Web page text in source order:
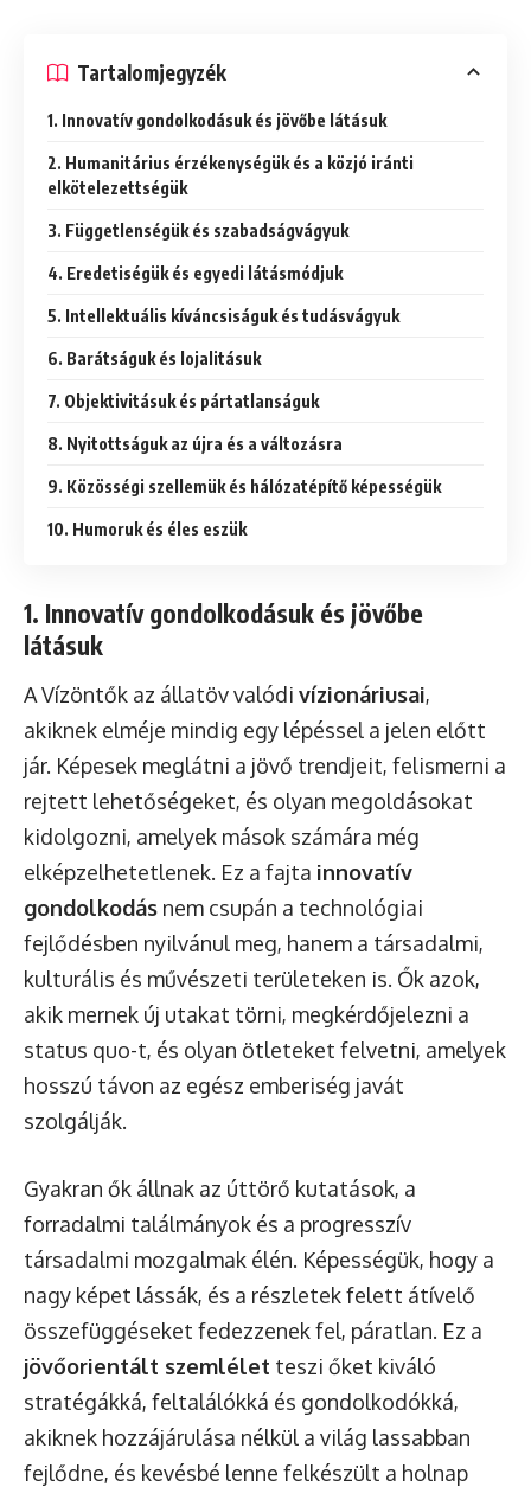
Tartalomjegyzék
1. Innovatív gondolkodásuk és jövőbe látásuk
2. Humanitárius érzékenységük és a közjó iránti
elkötelezettségük
3. Függetlenségük és szabadságvágyuk
4. Eredetiségük és egyedi látásmódjuk
5. Intellektuális kíváncsiságuk és tudásvágyuk
6. Barátságuk és lojalitásuk
7. Objektivitásuk és pártatlanságuk
8. Nyitottságuk az újra és a változásra
9. Közösségi szellemük és hálózatépítő képességük
10. Humoruk és éles eszük
1. Innovatív gondolkodásuk és jövőbe
látásuk
A Vízöntők az állatöv valódi vízionáriusai,
akiknek elméje mindig egy lépéssel a jelen előtt
jár. Képesek meglátni a jövő trendjeit, felismerni a
rejtett lehetőségeket, és olyan megoldásokat
kidolgozni, amelyek mások számára még
elképzelhetetlenek. Ez a fajta innovatív
gondolkodás nem csupán a technológiai
fejlődésben nyilvánul meg, hanem a társadalmi,
kulturális és művészeti területeken is. Ők azok,
akik mernek új utakat törni, megkérdőjelezni a
status quo-t, és olyan ötleteket felvetni, amelyek
hosszú távon az egész emberiség javát
szolgálják.
Gyakran ők állnak az úttörő kutatások, a
forradalmi találmányok és a progresszív
társadalmi mozgalmak élén. Képességük, hogy a
nagy képet lássák, és a részletek felett átívelő
összefüggéseket fedezzenek fel, páratlan. Ez a
jövőorientált szemlélet teszi őket kiváló
stratégákká, feltalálókká és gondolkodókká,
akiknek hozzájárulása nélkül a világ lassabban
fejlődne, és kevésbé lenne felkészült a holnap